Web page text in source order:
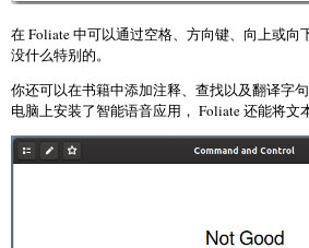
在 Foliate 中可以通过空格、方向键、向上或向
没什么特别的。
你还可以在书籍中添加注释、查找以及翻译字
电脑上安装了智能语音应用， Foliate 还能将文